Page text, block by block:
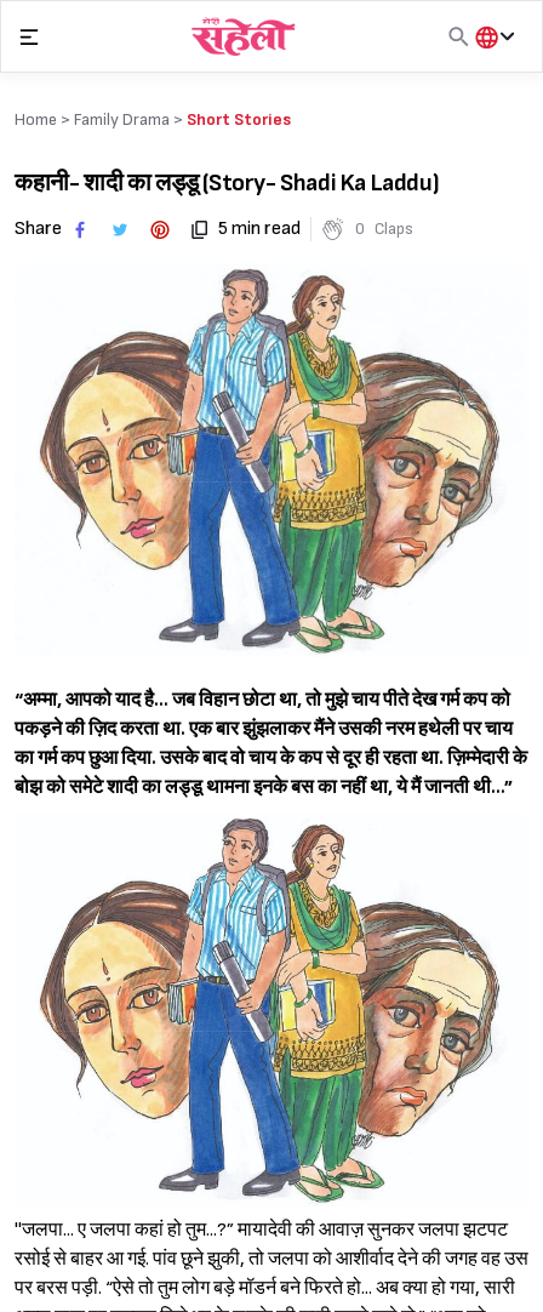
content
हिंदी
Home > Family Drama > Short Stories
कहानी- शादी का लड्डू (Story- Shadi Ka Laddu)
Share 5 min read 0 Claps
“अम्मा, आपको याद है... जब विहान छोटा था, तो मुझे चाय पीते देख गर्म कप को
पकड़ने की ज़िद करता था. एक बार झुंझलाकर मैंने उसकी नरम हथेली पर चाय
का गर्म कप छुआ दिया. उसके बाद वो चाय के कप से दूर ही रहता था. ज़िम्मेदारी के
बोझ को समेटे शादी का लड्डू थामना इनके बस का नहीं था, ये मैं जानती थी...”
''जलपा... ए जलपा कहां हो तुम...?” मायादेवी की आवाज़ सुनकर जलपा झटपट
रसोई से बाहर आ गई. पांव छूने झुकी, तो जलपा को आशीर्वाद देने की जगह वह उस
पर बरस पड़ी. “ऐसे तो तुम लोग बड़े मॉडर्न बने फिरते हो... अब क्या हो गया, सारी